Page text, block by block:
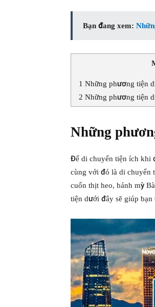
Bạn đang xem:
1 Những phương tiện
2 Những phương tiện
Những
Để di chuyển tiện ích khi
cùng với đó là di chuyển
cuốn thịt heo, bánh mỳ
tiện dưới đây sẽ giúp